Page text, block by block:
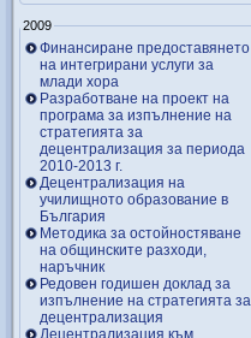
2009
Финансиране предоставянето
на интегрирани услуги за
млади хора
Разработване на проект на
програма за изпълнение на
стратегията за
децентрализация за периода
2010-2013 г.
Децентрализация на
училищното образование в
България
Методика за остойностяване
на общинските разходи,
наръчник
Редовен годишен доклад за
изпълнение на стратегията за
децентрализация
Децентрализация към